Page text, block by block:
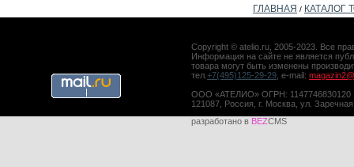
ГЛАВНАЯ / КАТАЛОГ
Copyright © atelio.ru, 2005-2023. Все
Информация на сайте не является
товара могут быть изменены
тел. +7(495)125-29-29 , e-mail:
ООО «АТЕЛИО» ОГРН: 1147746830120
121087, Россия, г. Москва, ул.
разработано в BEZCMS